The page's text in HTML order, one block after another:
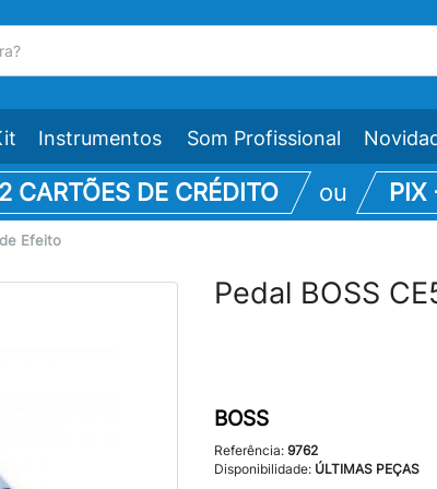
Instrumentos Som Profissional
2 CARTÕES DE CRÉDITO ou PIX
Efeito
Pedal BOSS
BOSS
Referência: 9762
Disponibilidade: ÚLTIMAS PEÇAS